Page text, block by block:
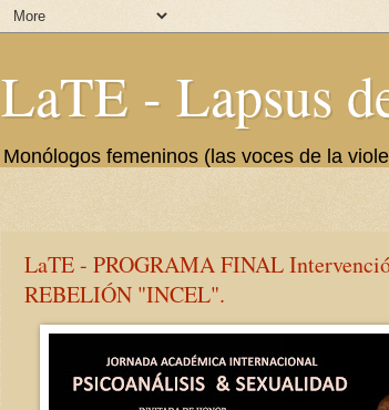
LaTE - Lapsus
Monólogos femeninos (las voces de la
LaTE - PROGRAMA FINAL
REBELIÓN "INCEL".